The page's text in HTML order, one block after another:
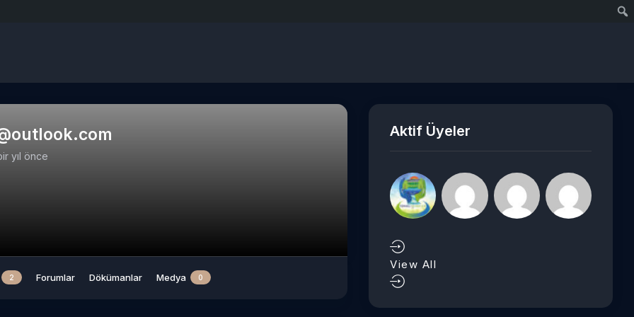
yıl önce
2 Forumlar Dökümanlar Medya 0
Aktif Üyeler
View All